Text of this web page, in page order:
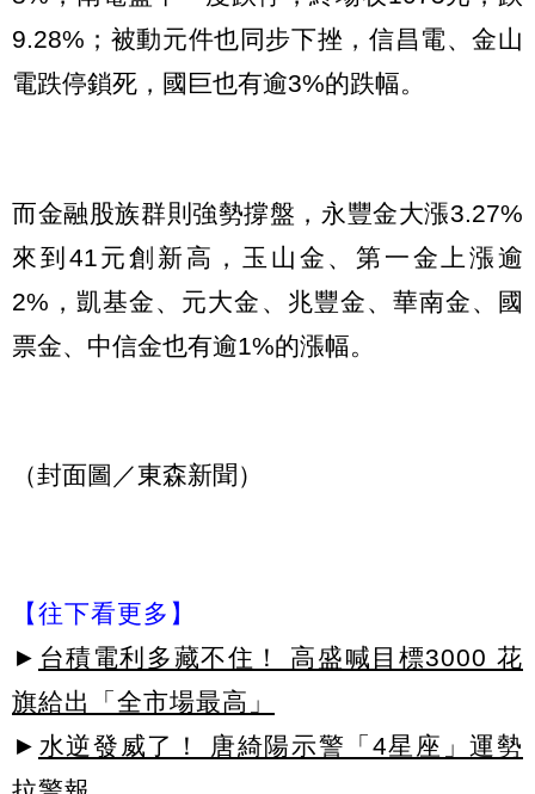
9.28%；被動元件也同步下挫，信昌電、金山
電跌停鎖死，國巨也有逾3%的跌幅。
而金融股族群則強勢撐盤，永豐金大漲3.27%
來到41元創新高，玉山金、第一金上漲逾
2%，凱基金、元大金、兆豐金、華南金、國
票金、中信金也有逾1%的漲幅。
（封面圖／東森新聞）
【往下看更多】
► 台積電利多藏不住！ 高盛喊目標3000 花
旗給出「全市場最高」
► 水逆發威了！ 唐綺陽示警「4星座」運勢